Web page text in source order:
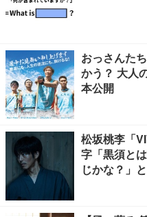
おっさんた
かう？ 大人
本公開
松坂桃李「
字「黒須と
じかな？」